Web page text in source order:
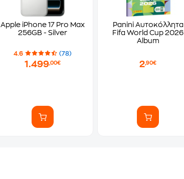
Apple iPhone 17 Pro Max
256GB - Silver
4.6 (78)
1.499,00€
Panini Αυτοκόλλητα
Fifa World Cup 2026
Album
2,90€